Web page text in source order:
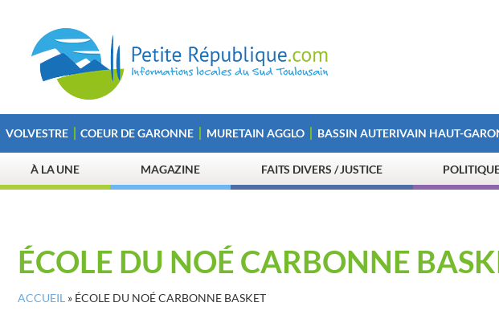
VOLVESTRE COEUR DE GARONNE MURETAIN AGGLO BASSIN AUTERIVAIN HAUT-
À LA UNE MAGAZINE FAITS DIVERS / JUSTICE
ÉCOLE DU NOÉ CARBONNE
ACCUEIL » ÉCOLE DU NOÉ CARBONNE BASKET